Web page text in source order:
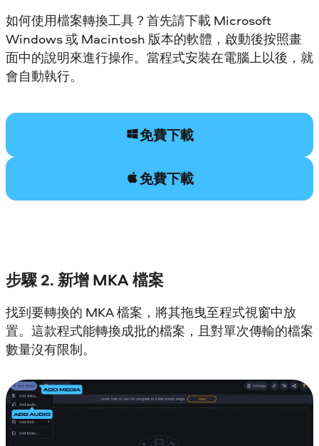
如何使用檔案轉換工具？首先請下載 Microsoft
Windows 或 Macintosh 版本的軟體，啟動後按照畫
面中的說明來進行操作。當程式安裝在電腦上以後，就
會自動執行。
免費下載
免費下載
步驟 2. 新增 MKA 檔案
找到要轉換的 MKA 檔案，將其拖曳至程式視窗中放
置。這款程式能轉換成批的檔案，且對單次傳輸的檔案
數量沒有限制。